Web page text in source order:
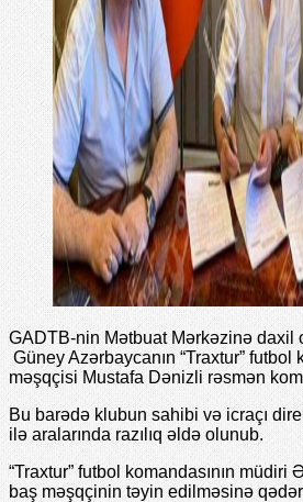
GADTB-nin Mətbuat Mərkəzinə daxil
Güney Azərbaycanın “Traxtur”
məşqçisi Mustafa Dənizli rəsmən
Bu barədə klubun sahibi və icraçı
ilə aralarında razılıq əldə olunub.
“Traxtur” futbol komandasının
baş məşqçinin təyin edilməsinə